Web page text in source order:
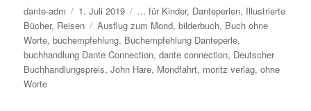
Autor
dante-adm
Veröffentlicht
am
1. Juli 2019 Kategorien
... für Kinder, Danteperlen, Illustrierte
Bücher, Reisen Schlagwörter
Ausflug zum Mond,bilderbuch, Buch ohne
Worte,buchempfehlung, Buchempfehlung Danteperle,
buchhandlung Dante Connection,dante connection, Deutscher
Buchhandlungspreis,John Hare, Mondfahrt, moritz verlag,ohne
Worte